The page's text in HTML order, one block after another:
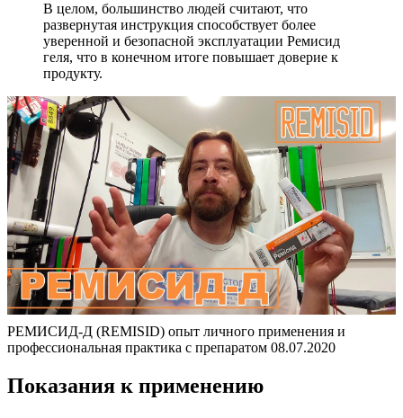
В целом, большинство людей считают, что
развернутая инструкция способствует более
уверенной и безопасной эксплуатации Ремисид
геля, что в конечном итоге повышает доверие к
продукту.
РЕМИСИД-Д (REMISID) опыт личного применения и
профессиональная практика с препаратом 08.07.2020
Показания к применению